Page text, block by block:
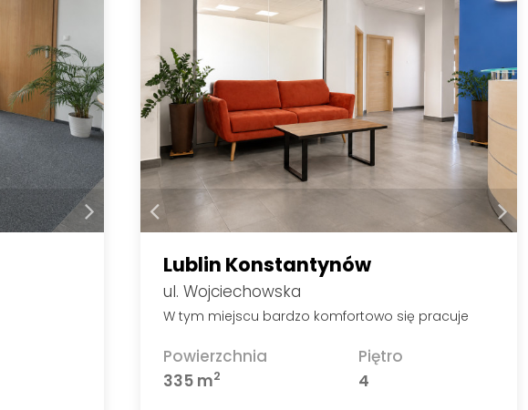
Lublin Konstantynów
ul. Wojciechowska
W tym miejscu bardzo komfortowo się pracuje
Powierzchnia
335 m2
Piętro
4